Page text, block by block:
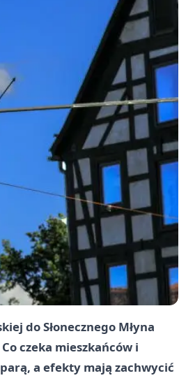
do Słonecznego Młyna
czeka mieszkańców i
a efekty mają zachwycić